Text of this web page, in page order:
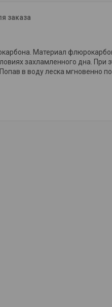
заказа
Материал
захламленного дна. При
в воду леска мгновенно